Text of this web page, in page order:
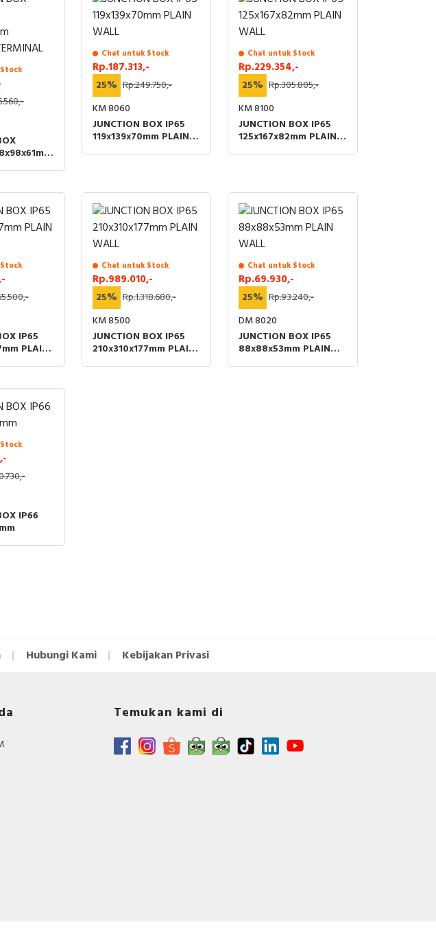
Chat untuk Stock
Rp.187.313,-
25% Rp.249.750,-
KM 8060
JUNCTION BOX IP65
119x139x70mm PLAIN
Chat untuk Stock
Rp.229.354,-
25% Rp.305.805,-
KM 8100
JUNCTION BOX IP65
125x167x82mm PLAIN
IP65
PLAIN
Chat untuk Stock
Rp.989.010,-
25% Rp.1.318.680,-
KM 8500
JUNCTION BOX IP65
210x310x177mm PLAIN
Chat untuk Stock
Rp.69.930,-
25% Rp.93.240,-
DM 8020
JUNCTION BOX IP65
88x88x53mm PLAIN
IP66
Hubungi Kami Kebijakan Privasi
Temukan kami di